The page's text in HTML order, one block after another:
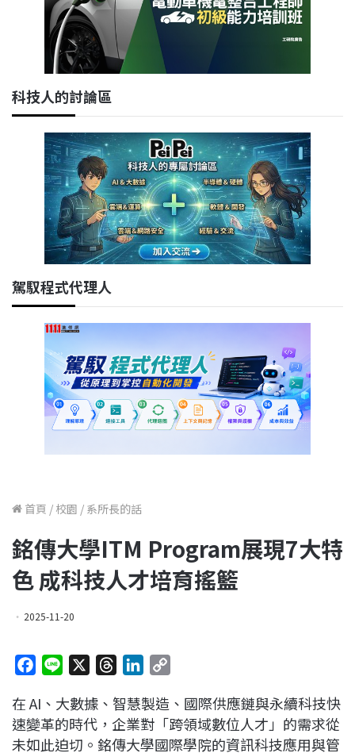
科技人的討論區
駕馭程式代理人